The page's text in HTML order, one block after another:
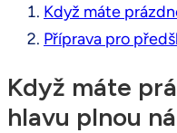
Když máte
Příprava pro
Když máte
hlavu plnou